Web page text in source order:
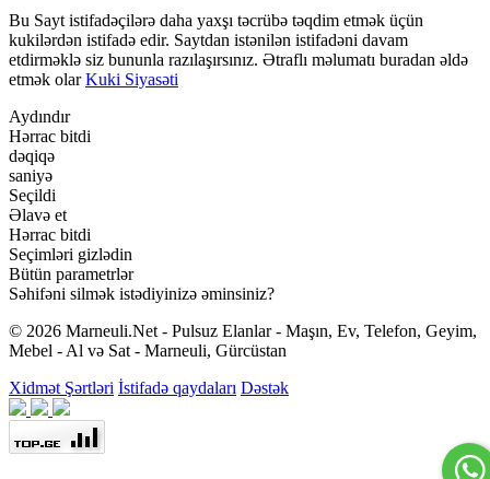
Bu Sayt istifadəçilərə daha yaxşı təcrübə təqdim etmək üçün
kukilərdən istifadə edir. Saytdan istənilən istifadəni davam
etdirməklə siz bununla razılaşırsınız. Ətraflı məlumatı buradan əldə
etmək olarKuki Siyasəti
Aydındır
Hərrac bitdi
dəqiqə
saniyə
Seçildi
Əlavə et
Hərrac bitdi
Seçimləri gizlədin
Bütün parametrlər
Səhifəni silmək istədiyinizə əminsiniz?
© 2026 Marneuli.Net - Pulsuz Elanlar - Maşın, Ev, Telefon, Geyim,
Mebel - Al və Sat - Marneuli, Gürcüstan
Xidmət Şərtləri İstifadə qaydaları Dəstək